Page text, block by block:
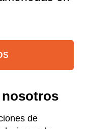
nosotros
de